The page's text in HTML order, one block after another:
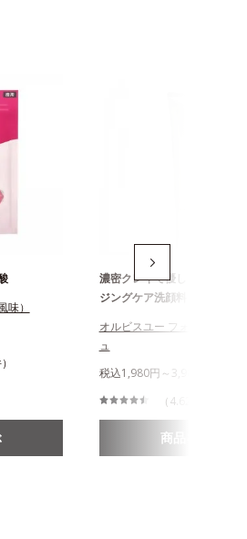
味）
濃密クレイで優しくオフする
ジングケア洗顔料
オルビスユー フォーミング
ュ
税込1,980円～3,980円
（4.62 / 309件）
商品を選ぶ